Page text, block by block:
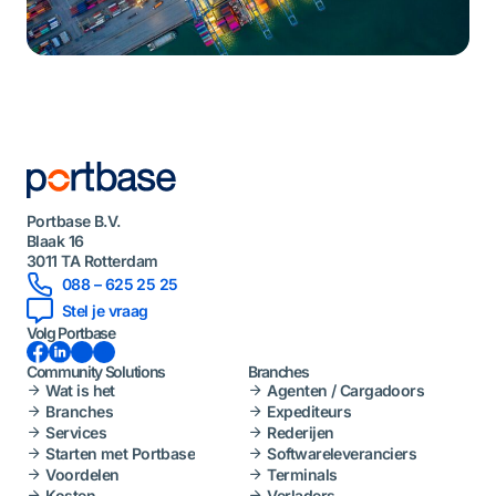
Portbase B.V.
Blaak 16
3011 TA Rotterdam
088 – 625 25 25
Stel je vraag
Volg Portbase
Facebook LinkedInInstagramYouTube
Community Solutions
Wat is het
Branches
Services
Starten met Portbase
Voordelen
Branches
Agenten / Cargadoors
Expediteurs
Rederijen
Softwareleveranciers
Terminals